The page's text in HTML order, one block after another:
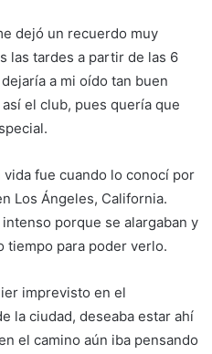
dejó un recuerdo muy
las tardes a partir de las 6
a mi oído tan buen
el club, pues quería que
fue cuando lo conocí por
Los Ángeles, California.
porque se alargaban y
tiempo para poder verlo.
imprevisto en el
la ciudad, deseaba estar ahí
el camino aún iba pensando